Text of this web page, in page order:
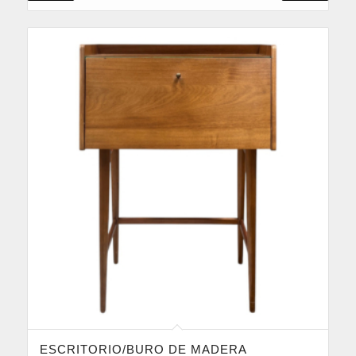
ESCRITORIO/BURO DE MADERA